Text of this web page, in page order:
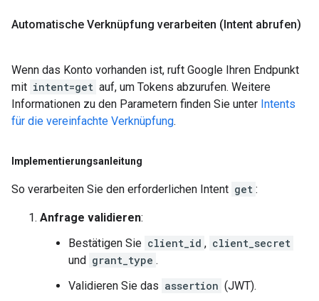
Automatische Verknüpfung verarbeiten (Intent abrufen)
Wenn das Konto vorhanden ist, ruft Google Ihren Endpunkt
mit intent=get auf, um Tokens abzurufen. Weitere
Informationen zu den Parametern finden Sie unter Intents
für die vereinfachte Verknüpfung.
Implementierungsanleitung
So verarbeiten Sie den erforderlichen Intent get :
Anfrage validieren:
Bestätigen Sie client_id , client_secret
und grant_type .
Validieren Sie das assertion (JWT).